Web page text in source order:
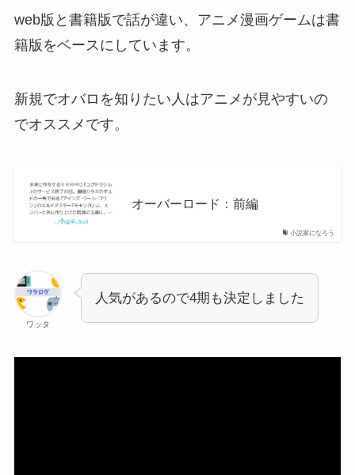
web版と書籍版で話が違い、アニメ漫画ゲームは書
籍版をベースにしています。
新規でオバロを知りたい人はアニメが見やすいの
でオススメです。
小説家になろう
オーバーロード：前編
ワッタ
人気があるので4期も決定しました